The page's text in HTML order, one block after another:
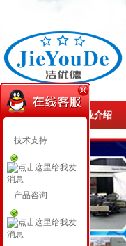
网站首页 企业介绍
技术支持
产品咨询